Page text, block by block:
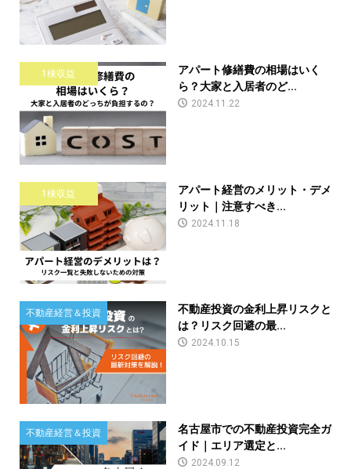
1棟収益
アパート修繕費の相場はいく
ら？大家と入居者のど...
2024.11.22
1棟収益
アパート経営のメリット・デメ
リット｜注意すべき...
2024.11.18
不動産経営＆投資
不動産投資の金利上昇リスクと
は？リスク回避の最...
2024.10.15
不動産経営＆投資
名古屋市での不動産投資完全ガ
イド｜エリア選定と...
2024.09.12